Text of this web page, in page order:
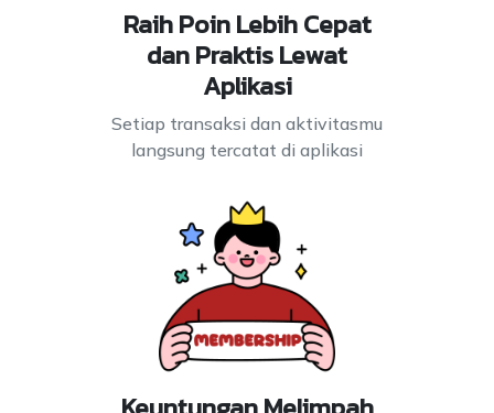
Raih Poin Lebih Cepat
dan Praktis Lewat
Aplikasi
Setiap transaksi dan aktivitasmu
langsung tercatat di aplikasi